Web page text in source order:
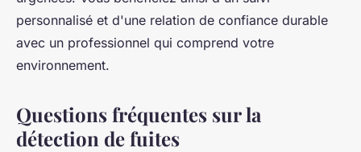
personnalisé et d'une relation de confiance durable
avec un professionnel qui comprend votre
environnement.
Questions fréquentes sur la
détection de fuites